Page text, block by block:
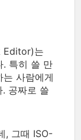
Editor)는
. 특히 쓸 만
사람에게
공짜로 쓸
, 그때 ISO-